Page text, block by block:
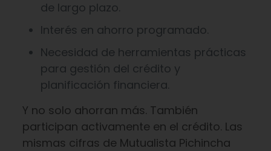
de largo plazo.
Interés en ahorro programado.
Necesidad de herramientas prácticas
para gestión del crédito y
planificación financiera.
Y no solo ahorran más. También
participan activamente en el crédito. Las
mismas cifras de Mutualista Pichincha